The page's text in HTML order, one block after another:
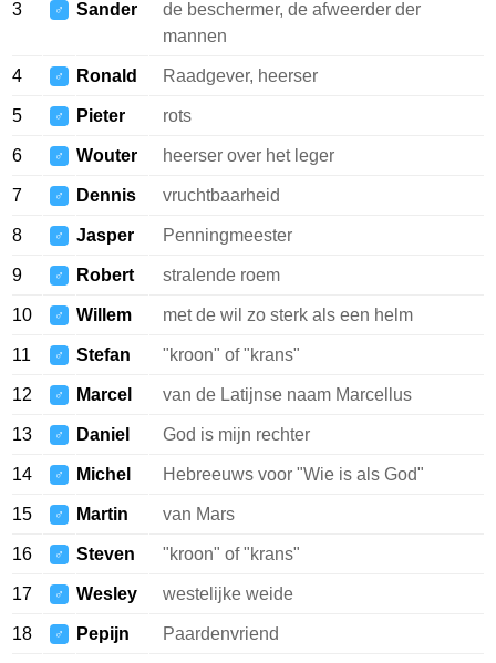
3 ♂ Sander
de beschermer, de afweerder der
mannen
4 ♂ Ronald Raadgever, heerser
5 ♂ Pieter rots
6 ♂ Wouter heerser over het leger
7 ♂ Dennis vruchtbaarheid
8 ♂ Jasper Penningmeester
9 ♂ Robert stralende roem
10 ♂ Willem met de wil zo sterk als een helm
11 ♂ Stefan "kroon" of "krans"
12 ♂ Marcel van de Latijnse naam Marcellus
13 ♂ Daniel God is mijn rechter
14 ♂ Michel Hebreeuws voor "Wie is als God"
15 ♂ Martin van Mars
16 ♂ Steven "kroon" of "krans"
17 ♂ Wesley westelijke weide
18 ♂ Pepijn Paardenvriend